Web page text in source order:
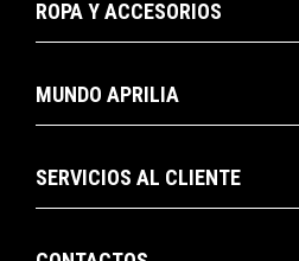
ROPA Y ACCESORIOS
MUNDO APRILIA
SERVICIOS AL CLIENTE